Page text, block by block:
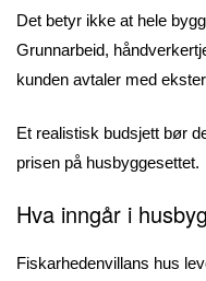
Det betyr ikke at hele
Grunnarbeid,
kunden avtaler med
Et realistisk budsjett bør
prisen på husbyggesettet.
Hva inngår i
Fiskarhedenvillans hus